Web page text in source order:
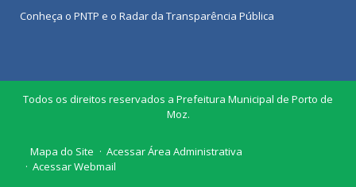
Conheça o PNTP e o Radar da Transparência Pública
Todos os direitos reservados a Prefeitura Municipal de Porto de
Moz.
Mapa do Site
Acessar Área Administrativa
Acessar Webmail